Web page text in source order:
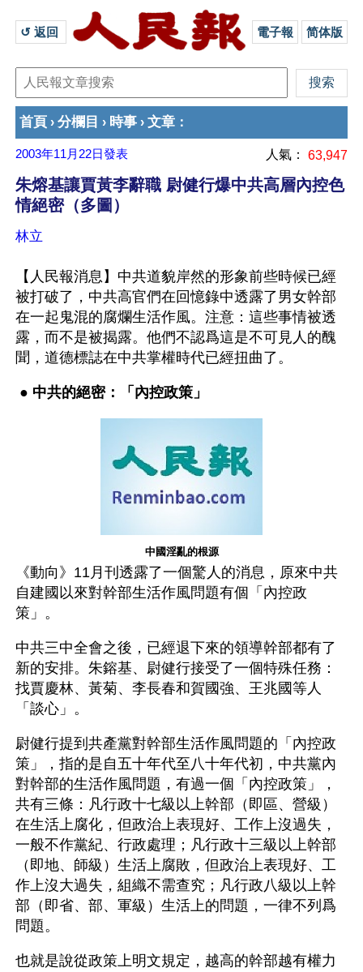
↺ 返回 電子報 简体版
首頁 › 分欄目 › 時事 › 文章 ：
2003年11月22日發表 人氣： 63,947
朱熔基讓賈黃李辭職 尉健行爆中共高層內控色
情絕密（多圖）
林立
【人民報消息】中共道貌岸然的形象前些時候已經
被打破了，中共高官們在回憶錄中透露了男女幹部
在一起鬼混的腐爛生活作風。注意：這些事情被透
露，而不是被揭露。他們不認爲這是不可見人的醜
聞，道德標誌在中共掌權時代已經扭曲了。
● 中共的絕密：「內控政策」
中國淫亂的根源
《動向》11月刊透露了一個驚人的消息，原來中共
自建國以來對幹部生活作風問題有個「內控政
策」。
中共三中全會之後，已經退下來的領導幹部都有了
新的安排。朱鎔基、尉健行接受了一個特殊任務：
找賈慶林、黃菊、李長春和賀國強、王兆國等人
「談心」。
尉健行提到共產黨對幹部生活作風問題的「內控政
策」，指的是自五十年代至八十年代初，中共黨內
對幹部的生活作風問題，有過一個「內控政策」，
共有三條：凡行政十七級以上幹部（即區、營級）
在生活上腐化，但政治上表現好、工作上沒過失，
一般不作黨紀、行政處理；凡行政十三級以上幹部
（即地、師級）生活上腐敗，但政治上表現好、工
作上沒大過失，組織不需查究；凡行政八級以上幹
部（即省、部、軍級）生活上的問題，一律不列爲
問題。
也就是說從政策上明文規定，越高的幹部越有權力